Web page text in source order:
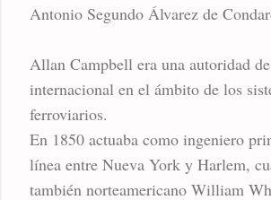
Antonio Segundo Álvarez de
Allan Campbell era una autoridad
internacional en el ámbito de los
ferroviarios.
En 1850 actuaba como ingeniero
línea entre Nueva York y Harlem,
también norteamericano William